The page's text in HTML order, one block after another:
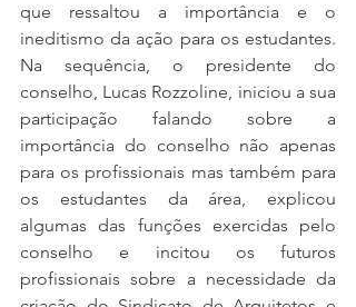
que ressaltou a importância e o
ineditismo da ação para os estudantes.
Na sequência, o presidente do
conselho, Lucas Rozzoline, iniciou a sua
participação falando sobre a
importância do conselho não apenas
para os profissionais mas também para
os estudantes da área, explicou
algumas das funções exercidas pelo
conselho e incitou os futuros
profissionais sobre a necessidade da